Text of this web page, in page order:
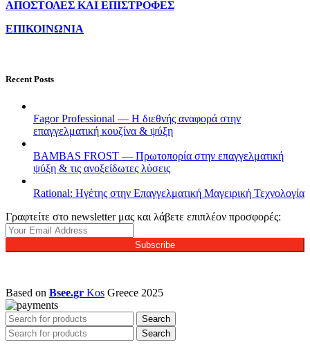
ΑΠΟΣΤΟΛΕΣ ΚΑΙ ΕΠΙΣΤΡΟΦΕΣ
ΕΠΙΚΟΙΝΩΝΙΑ
Recent Posts
Fagor Professional — Η διεθνής αναφορά στην
επαγγελματική κουζίνα & ψύξη
BAMBAS FROST — Πρωτοπορία στην επαγγελματική
ψύξη & τις ανοξείδωτες λύσεις
Rational: Ηγέτης στην Επαγγελματική Μαγειρική Τεχνολογία
Γραφτείτε στο newsletter μας και λάβετε επιπλέον προσφορές:
Subscribe
Based on Bsee.gr Kos Greece 2025
Search
Search